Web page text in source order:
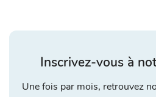
Inscrivez-vous à
Une fois par mois, retrouvez